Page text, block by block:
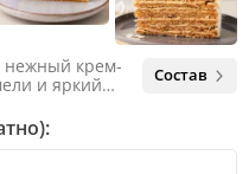
нежный крем-
и яркий
не
Состав